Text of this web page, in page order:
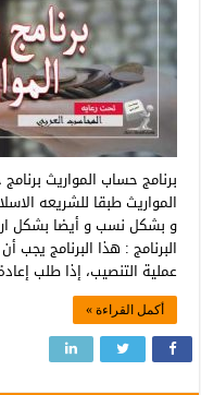
برنامج حساب المواريث
المواريث طبقا للشريعه
و بشكل نسب و أيضا بشكل
البرنامج : هذا البرنامج
عملية التنصيب، إذا طلب
أكمل القراءة »